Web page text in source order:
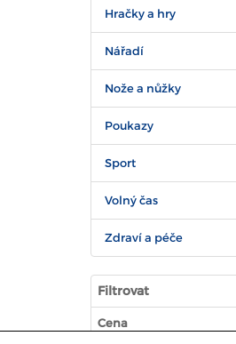
Hračky a hry
Nářadí
Nože a nůžky
Poukazy
Sport
Volný čas
Zdraví a péče
Filtrovat
Cena